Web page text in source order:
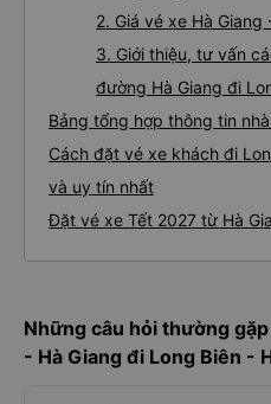
2. Giá vé xe Hà Giang
3. Giới thiệu, tư vấn
đường Hà Giang đi
Bảng tổng hợp thông tin
Cách đặt vé xe khách đi
và uy tín nhất
Đặt vé xe Tết 2027 từ Hà
Những câu hỏi thường
- Hà Giang đi Long Biên -